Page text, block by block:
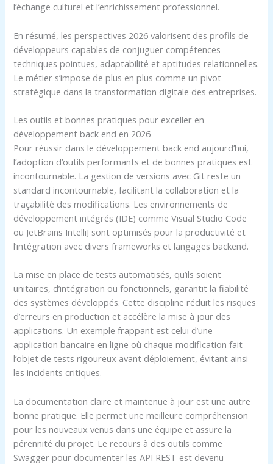
l’échange culturel et l’enrichissement professionnel.
En résumé, les perspectives 2026 valorisent des profils de
développeurs capables de conjuguer compétences
techniques pointues, adaptabilité et aptitudes relationnelles.
Le métier s’impose de plus en plus comme un pivot
stratégique dans la transformation digitale des entreprises.
Les outils et bonnes pratiques pour exceller en
développement back end en 2026
Pour réussir dans le développement back end aujourd’hui,
l’adoption d’outils performants et de bonnes pratiques est
incontournable. La gestion de versions avec Git reste un
standard incontournable, facilitant la collaboration et la
traçabilité des modifications. Les environnements de
développement intégrés (IDE) comme Visual Studio Code
ou JetBrains IntelliJ sont optimisés pour la productivité et
l’intégration avec divers frameworks et langages backend.
La mise en place de tests automatisés, qu’ils soient
unitaires, d’intégration ou fonctionnels, garantit la fiabilité
des systèmes développés. Cette discipline réduit les risques
d’erreurs en production et accélère la mise à jour des
applications. Un exemple frappant est celui d’une
application bancaire en ligne où chaque modification fait
l’objet de tests rigoureux avant déploiement, évitant ainsi
les incidents critiques.
La documentation claire et maintenue à jour est une autre
bonne pratique. Elle permet une meilleure compréhension
pour les nouveaux venus dans une équipe et assure la
pérennité du projet. Le recours à des outils comme
Swagger pour documenter les API REST est devenu